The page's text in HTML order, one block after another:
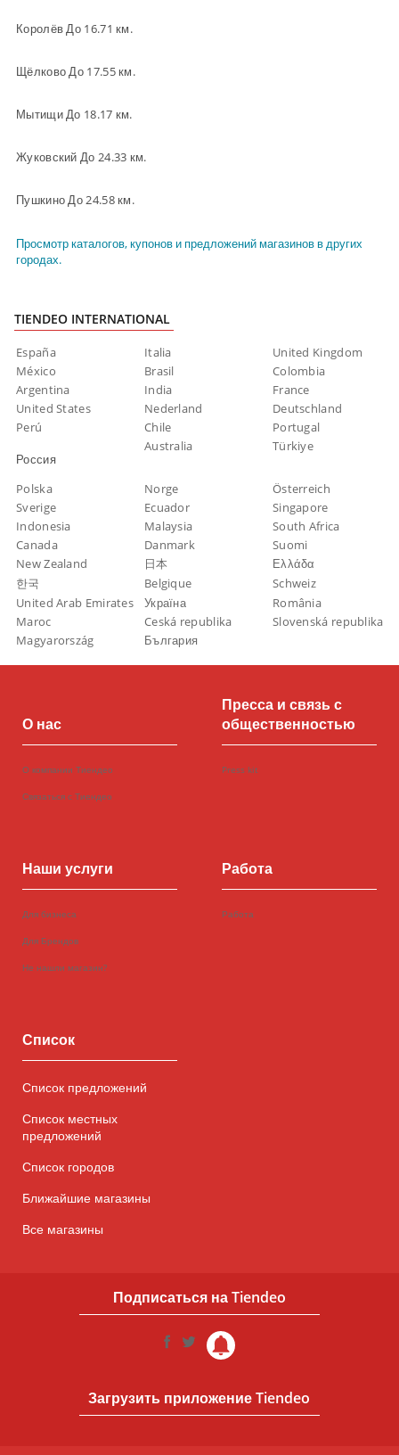
Королёв До 16.71 км.
Щёлково До 17.55 км.
Мытищи До 18.17 км.
Жуковский До 24.33 км.
Пушкино До 24.58 км.
Просмотр каталогов, купонов и предложений магазинов в других
городах.
TIENDEO INTERNATIONAL
España Italia
United Kingdom
México
Brasil
Colombia
Argentina
India
France
United States
Nederland
Deutschland
Perú
Chile
Portugal
Россия
Australia Türkiye
Polska Norge
Österreich
Sverige
Ecuador
Singapore
Indonesia
Malaysia
South Africa
Canada
Danmark
Suomi
New Zealand
日本
Ελλάδα
한국
Belgique
Schweiz
United Arab Emirates
Україна
România
Maroc
Ceská republika
Slovenská republika
Magyarország
България
О нас
О компании Тиендео
Связаться с Тиендео
Пресса и связь с
общественностью
Press kit
Наши услуги
Для бизнеса
Для Брендов
Не нашли магазин?
Работа
Работа
Список
Список предложений
Список местных
предложений
Список городов
Ближайшие магазины
Все магазины
Подписаться на Tiendeo
Загрузить приложение Tiendeo